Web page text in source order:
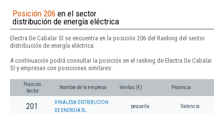
Posición 206 en el sector
distribución de energía eléctrica
Electra De Cabalar Sl se encuentra en la posición 206 del Ranking del sector
distribución de energía eléctrica.
A continuación podrá consultar la posición en el ranking de Electra De Cabalar
Sl y empresas con posiciones similares:
Posición
Sector
Nombre de la empresa Ventas (€) Provincia
201
VINALESA DISTRIBUCION
DE ENERGIA SL.
pequeña Valencia